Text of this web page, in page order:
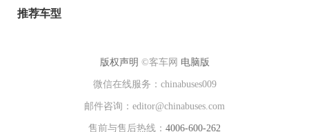
推荐车型
版权声明 ©客车网 电脑版
微信在线服务：chinabuses009
邮件咨询：editor@chinabuses.com
售前与售后热线： 4006-600-262